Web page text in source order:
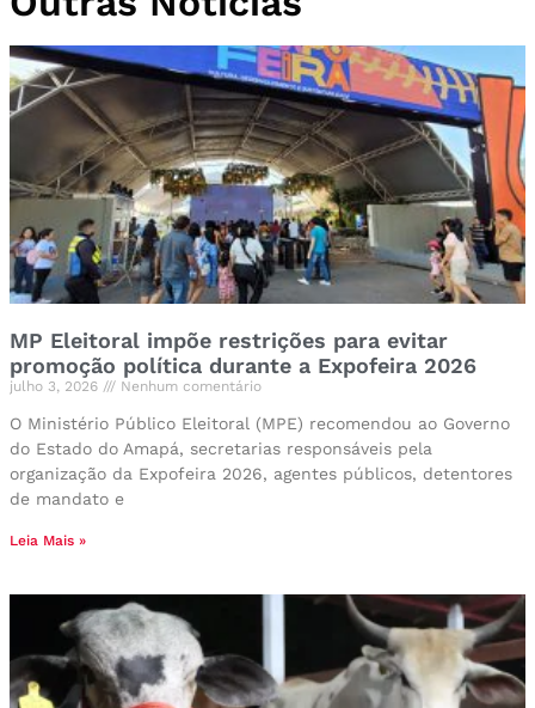
MP Eleitoral impõe restrições para evitar
promoção política durante a Expofeira 2026
julho 3, 2026 Nenhum comentário
O Ministério Público Eleitoral (MPE) recomendou ao Governo
do Estado do Amapá, secretarias responsáveis pela
organização da Expofeira 2026, agentes públicos, detentores
de mandato e
Leia Mais »